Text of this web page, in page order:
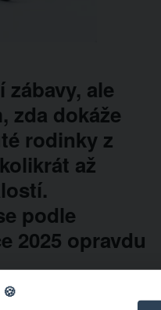
ale
zda dokáže
rodinky z
až
podle
2025 opravdu